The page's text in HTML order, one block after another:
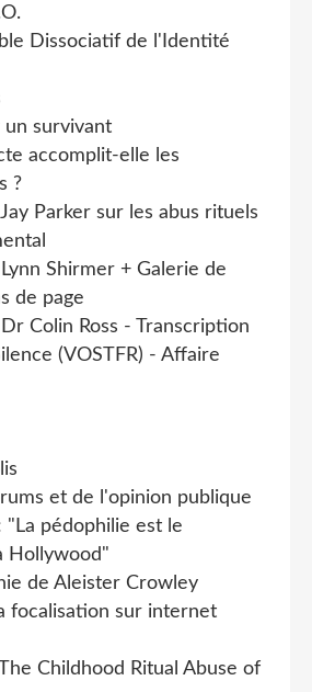
Dissociatif de l'Identité
survivant
accomplit-elle les
?
Parker sur les abus rituels
Shirmer + Galerie de
de page
Colin Ross - Transcription
(VOSTFR) - Affaire
et de l'opinion publique
"La pédophilie est le
Hollywood"
de Aleister Crowley
focalisation sur internet
Childhood Ritual Abuse of